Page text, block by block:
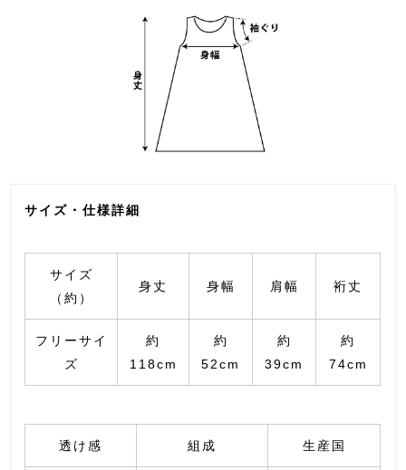
サイズ・仕様詳細
サイズ
（約）
身丈 身幅 肩幅 裄丈
フリーサイ
ズ
約
118cm
約
52cm
約
39cm
約
74cm
透け感 組成 生産国